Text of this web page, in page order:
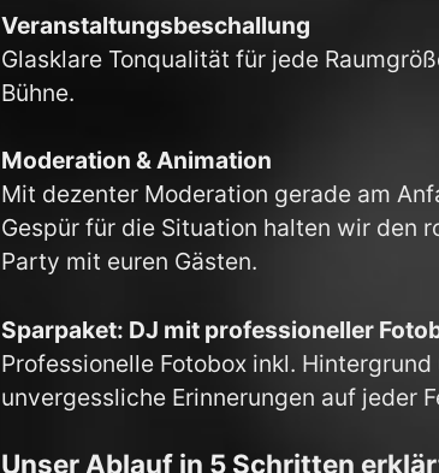
Veranstaltungsbeschallung
Glasklare Tonqualität für jede
Bühne.
Moderation & Animation
Mit dezenter Moderation gerade am
Gespür für die Situation halten wir den
Party mit euren Gästen.
Sparpaket: DJ mit professioneller
Professionelle Fotobox inkl.
unvergessliche Erinnerungen auf jeder
Unser Ablauf in 5 Schritten